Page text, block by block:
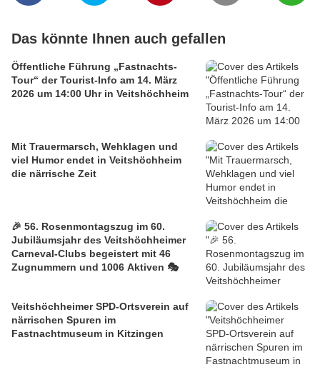
Das könnte Ihnen auch gefallen
Öffentliche Führung „Fastnachts-
Tour“ der Tourist-Info am 14. März
2026 um 14:00 Uhr in Veitshöchheim
Mit Trauermarsch, Wehklagen und
viel Humor endet in Veitshöchheim
die närrische Zeit
🎉 56. Rosenmontagszug im 60.
Jubiläumsjahr des Veitshöchheimer
Carneval-Clubs begeistert mit 46
Zugnummern und 1006 Aktiven 🎭
Veitshöchheimer SPD-Ortsverein auf
närrischen Spuren im
Fastnachtmuseum in Kitzingen